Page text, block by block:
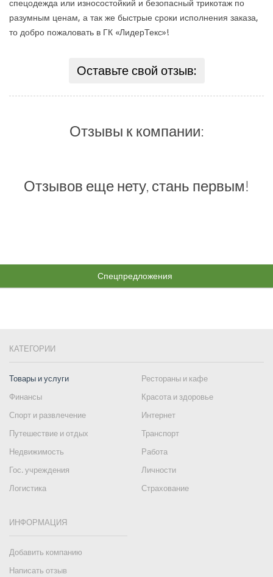
спецодежда или износостойкий и безопасный трикотаж по
разумным ценам, а так же быстрые сроки исполнения заказа,
то добро пожаловать в ГК «ЛидерТекс»!
Оставьте свой отзыв:
Отзывы к компании:
Отзывов еще нету, стань первым!
Спецпредложения
КАТЕГОРИИ
Товары и услуги
Рестораны и кафе
Финансы
Красота и здоровье
Спорт и развлечение
Интернет
Путешествие и отдых
Транспорт
Недвижимость
Работа
Гос. учреждения
Личности
Логистика
Страхование
ИНФОРМАЦИЯ
Добавить компанию
Написать отзыв